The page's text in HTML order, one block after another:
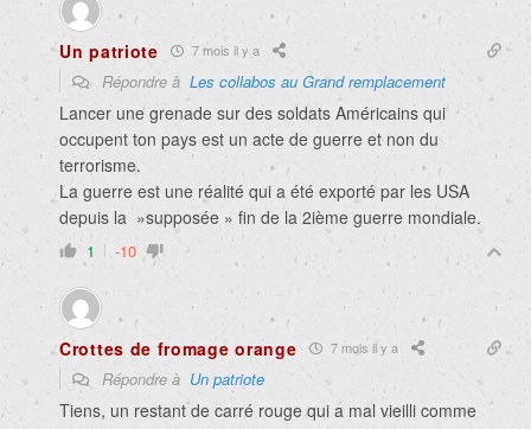
Un patriote 7 mois il y a
Répondre à Les collabos au Grand remplacement
Lancer une grenade sur des soldats Américains qui
occupent ton pays est un acte de guerre et non du
terrorisme.
La guerre est une réalité qui a été exporté par les USA
depuis la »supposée » fin de la 2ième guerre mondiale.
1 -10
Crottes de fromage orange 7 mois il y a
Répondre à Un patriote
Tiens, un restant de carré rouge qui a mal vieilli comme